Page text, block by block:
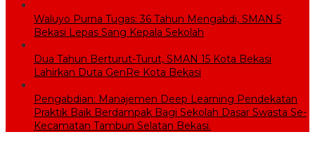
Waluyo Purna Tugas: 36 Tahun Mengabdi, SMAN 5
Bekasi Lepas Sang Kepala Sekolah
Dua Tahun Berturut-Turut, SMAN 15 Kota Bekasi
Lahirkan Duta GenRe Kota Bekasi
Pengabdian: Manajemen Deep Learning Pendekatan
Praktik Baik Berdampak Bagi Sekolah Dasar Swasta Se-
Kecamatan Tambun Selatan Bekasi.